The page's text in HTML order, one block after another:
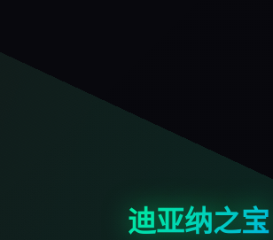
迪亚纳之宝